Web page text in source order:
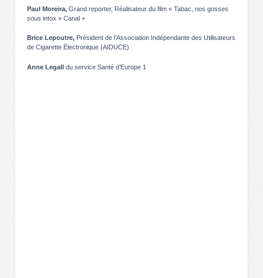
Paul Moreira, Grand reporter, Réalisateur du film « Tabac, nos gosses
sous intox » Canal +
Brice Lepoutre, Président de l’Association Indépendante des Utilisateurs
de Cigarette Électronique (AIDUCE)
Anne Legall du service Santé d’Europe 1